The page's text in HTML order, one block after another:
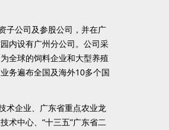
公司及参股公司，并在广
内设有广州分公司。公司采
全球的饲料企业和大型养殖
务遍布全国及海外10多个国
企业、广东省重点农业龙
术中心、“十三五”广东省二